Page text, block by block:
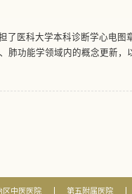
医科大学本科诊断学心电
功能学领域内的概念更新
区中医医院 第五附属医院